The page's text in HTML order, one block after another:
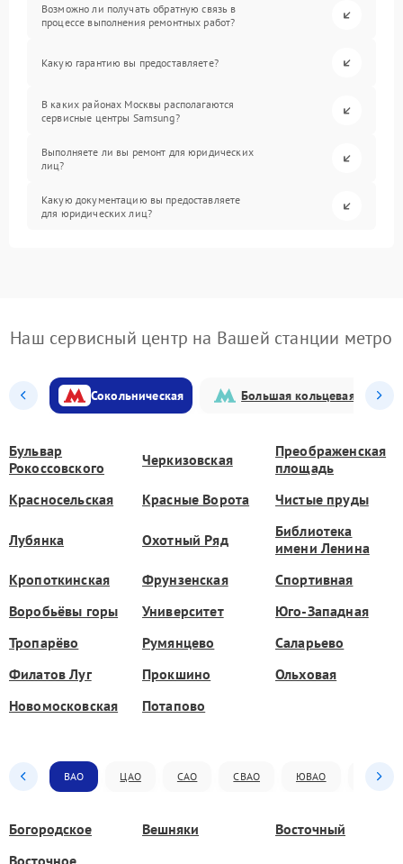
Возможно ли получать обратную связь в
процессе выполнения ремонтных работ?
Какую гарантию вы предоставляете?
В каких районах Москвы располагаются
сервисные центры Samsung?
Выполняете ли вы ремонт для юридических
лиц?
Какую документацию вы предоставляете
для юридических лиц?
Наш сервисный центр на Вашей станции метро
Сокольническая Большая кольцевая
Бульвар
Рокоссовского
Черкизовская
Преображенская
площадь
Красносельская
Красные Ворота Чистые пруды
Лубянка Охотный Ряд
Библиотека
имени Ленина
Кропоткинская
Фрунзенская
Спортивная
Воробьёвы горы
Университет
Юго-Западная
Тропарёво
Румянцево
Саларьево
Филатов Луг
Прокшино
Ольховая
Новомосковская
Потапово
ВАО ЦАО САО СВАО ЮВАО ЮАО
Богородское Вешняки
Восточный
Восточное